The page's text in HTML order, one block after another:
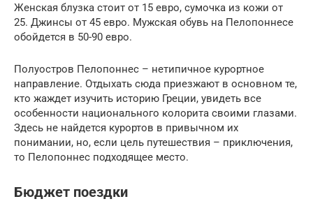
Женская блузка стоит от 15 евро, сумочка из кожи от
25. Джинсы от 45 евро. Мужская обувь на Пелопоннесе
обойдется в 50-90 евро.
Полуостров Пелопоннес – нетипичное курортное
направление. Отдыхать сюда приезжают в основном те,
кто жаждет изучить историю Греции, увидеть все
особенности национального колорита своими глазами.
Здесь не найдется курортов в привычном их
понимании, но, если цель путешествия – приключения,
то Пелопоннес подходящее место.
Бюджет поездки